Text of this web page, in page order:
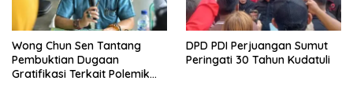
Wong Chun Sen Tantang
Pembuktian Dugaan
Gratifikasi Terkait Polemik
DPD PDI Perjuangan Sumut
Peringati 30 Tahun Kudatuli